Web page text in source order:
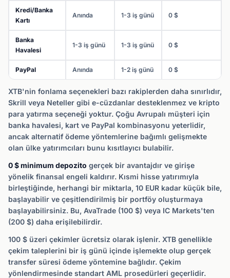
Kredi/Banka
Kartı
Anında 1-3 iş günü 0 $
Banka
Havalesi
1-3 iş günü 1-3 iş günü 0 $
PayPal Anında 1-2 iş günü 0 $
XTB'nin fonlama seçenekleri bazı rakiplerden daha sınırlıdır,
Skrill veya Neteller gibi e-cüzdanlar desteklenmez ve kripto
para yatırma seçeneği yoktur. Çoğu Avrupalı müşteri için
banka havalesi, kart ve PayPal kombinasyonu yeterlidir,
ancak alternatif ödeme yöntemlerine bağımlı gelişmekte
olan ülke yatırımcıları bunu kısıtlayıcı bulabilir.
0 $ minimum depozito gerçek bir avantajdır ve girişe
yönelik finansal engeli kaldırır. Kısmi hisse yatırımıyla
birleştiğinde, herhangi bir miktarla, 10 EUR kadar küçük bile,
başlayabilir ve çeşitlendirilmiş bir portföy oluşturmaya
başlayabilirsiniz. Bu, AvaTrade (100 $) veya IC Markets'ten
(200 $) daha erişilebilirdir.
100 $ üzeri çekimler ücretsiz olarak işlenir. XTB genellikle
çekim taleplerini bir iş günü içinde işlemekte olup gerçek
transfer süresi ödeme yöntemine bağlıdır. Çekim
yönlendirmesinde standart AML prosedürleri geçerlidir.